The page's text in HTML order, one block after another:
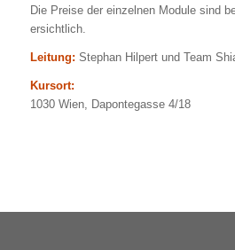
Die Preise der einzelnen Module sind
ersichtlich.
Leitung: Stephan Hilpert und Team
Kursort:
1030 Wien, Dapontegasse 4/18